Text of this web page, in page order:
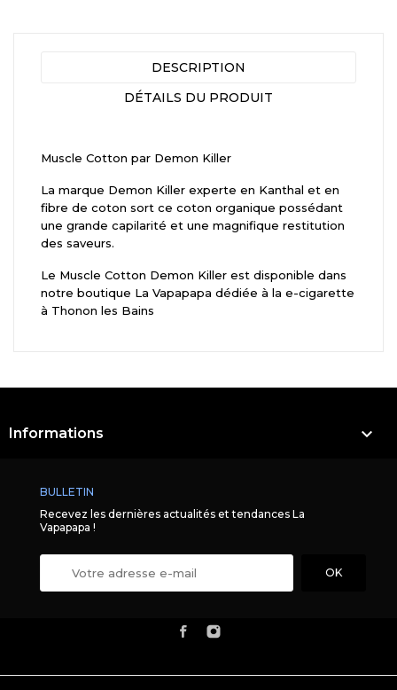
DESCRIPTION
DÉTAILS DU PRODUIT
Muscle Cotton par Demon Killer
La marque Demon Killer experte en Kanthal et en
fibre de coton sort ce coton organique possédant
une grande capilarité et une magnifique restitution
des saveurs.
Le Muscle Cotton Demon Killer est disponible dans
notre boutique La Vapapapa dédiée à la e-cigarette
à Thonon les Bains
Informations 
BULLETIN
Recevez les dernières actualités et tendances La
Vapapapa !